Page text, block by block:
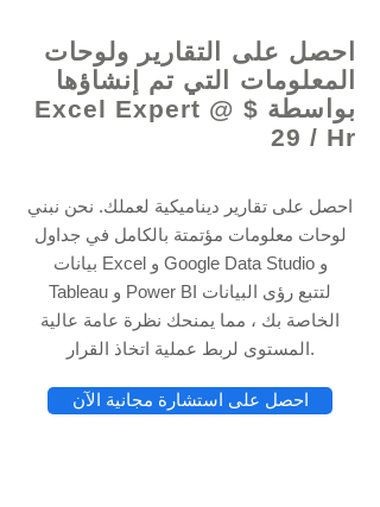
احصل على التقارير ولوحات
المعلومات التي تم إنشاؤها
بواسطة Excel Expert @ $
29 / Hr
احصل على تقارير ديناميكية لعملك. نحن نبني
لوحات معلومات مؤتمتة بالكامل في جداول
بيانات Excel و Google Data Studio و
Tableau و Power BI لتتبع رؤى البيانات
الخاصة بك ، مما يمنحك نظرة عامة عالية
المستوى لربط عملية اتخاذ القرار.
احصل على استشارة مجانية الآن